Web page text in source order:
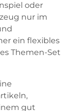
oder
nur im
ein flexibles
Themen-Set
gut